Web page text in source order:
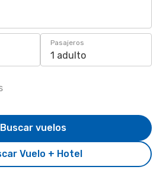
Pasajeros
1 adulto
Vuelo + Hotel
Buscar vuelos